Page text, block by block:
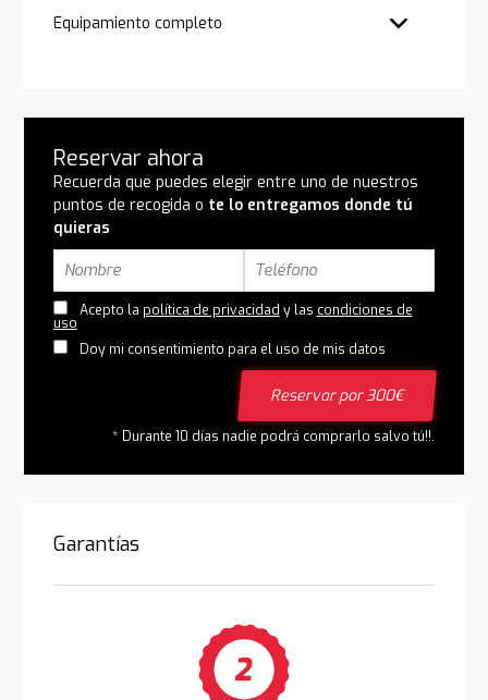
Equipamiento completo
Reservar ahora
Recuerda que puedes elegir entre uno de nuestros
puntos de recogida o te lo entregamos donde tú
quieras
Acepto la política de privacidad y las condiciones de
uso
Doy mi consentimiento para el uso de mis datos
Reservar por 300€
* Durante 10 días nadie podrá comprarlo salvo tú!!.
Garantías